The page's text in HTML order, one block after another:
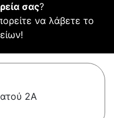
σας?
να λάβετε το
2Α